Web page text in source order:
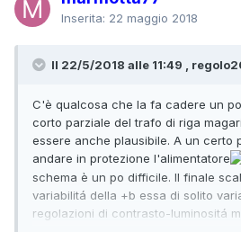
Inserita: 22 maggio 2018
Il 22/5/2018 alle 11:49 ,
C'è qualcosa che la fa cadere un
corto parziale del trafo di riga
essere anche plausibile. A un certo
andare in protezione l'alimentatore
schema è un po difficile. Il finale
variabilitá della +b essa di solito
regolazioni di contrasto-luminositá